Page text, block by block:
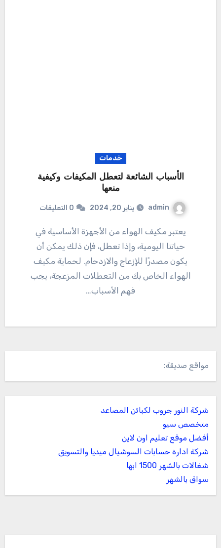
خدمات
الأسباب الشائعة لتعطل المكيفات وكيفية
منعها
admin يناير 20, 2024 0 التعليقات
يعتبر مكيف الهواء من الأجهزة الأساسية في
حياتنا اليومية، وإذا تعطل، فإن ذلك يمكن أن
يكون مصدرًا للإزعاج والازدحام. لحماية مكيف
الهواء الخاص بك من التعطلات المزعجة، يجب
فهم الأسباب…
مواقع صديقة:
شركة النور جروب لكبائن المصاعد
متخصص سيو
أفضل موقع تعليم اون لاين
شركة ادارة حسابات السوشيال ميديا والتسويق
شغالات بالشهر 1500 ابها
سواق بالشهر